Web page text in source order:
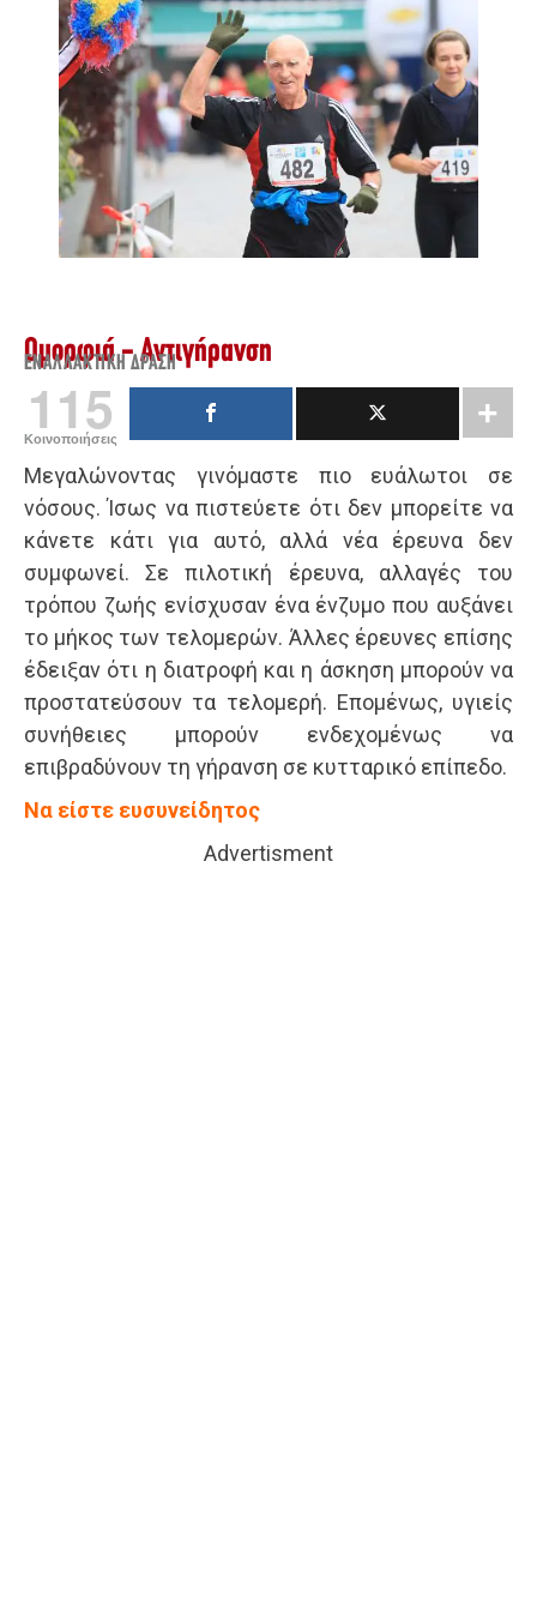
Ομορφιά - Αντιγήρανση
ΕΝΑΛΛΑΚΤΙΚΉ ΔΡΆΣΗ
115
Κοινοποιήσεις
Μεγαλώνοντας γινόμαστε πιο ευάλωτοι σε
νόσους. Ίσως να πιστεύετε ότι δεν μπορείτε να
κάνετε κάτι για αυτό, αλλά νέα έρευνα δεν
συμφωνεί. Σε πιλοτική έρευνα, αλλαγές του
τρόπου ζωής ενίσχυσαν ένα ένζυμο που αυξάνει
το μήκος των τελομερών. Άλλες έρευνες επίσης
έδειξαν ότι η διατροφή και η άσκηση μπορούν να
προστατεύσουν τα τελομερή. Επομένως, υγιείς
συνήθειες μπορούν ενδεχομένως να
επιβραδύνουν τη γήρανση σε κυτταρικό επίπεδο.
Να είστε ευσυνείδητος
Advertisment